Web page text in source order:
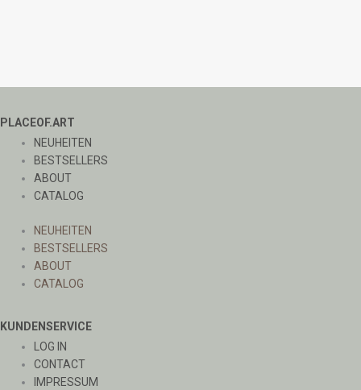
PLACEOF.ART
NEUHEITEN
BESTSELLERS
ABOUT
CATALOG
NEUHEITEN
BESTSELLERS
ABOUT
CATALOG
KUNDENSERVICE
LOG IN
CONTACT
IMPRESSUM